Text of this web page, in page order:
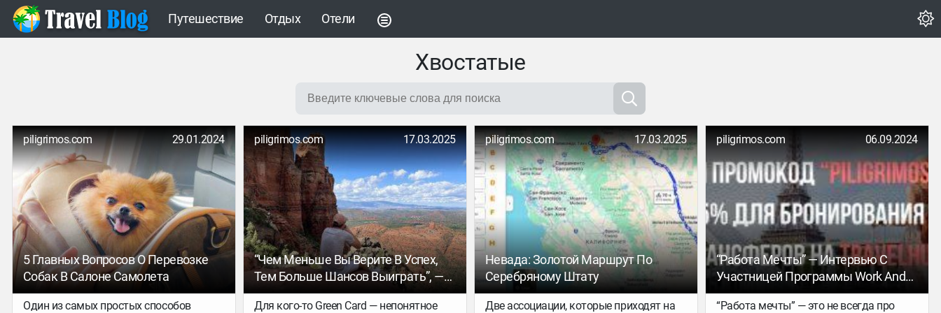
Путешествие Отдых Отели
Хвостатые
piligrimos.com 29.01.2024
5 Главных Вопросов О Перевозке
Собак В Салоне Самолета
Один из самых простых способов
piligrimos.com 17.03.2025
“Чем Меньше Вы Верите В Успех,
Тем Больше Шансов Выиграть”, —
Интервью С Обладателем Грин-
Карты
Для кого-то Green Card — непонятное
piligrimos.com 17.03.2025
Невада: Золотой Маршрут По
Серебряному Штату
Две ассоциации, которые приходят на
piligrimos.com 06.09.2024
“Работа Мечты” — Интервью С
Участницей Программы Work And
Travel
“Работа мечты” — это не всегда про